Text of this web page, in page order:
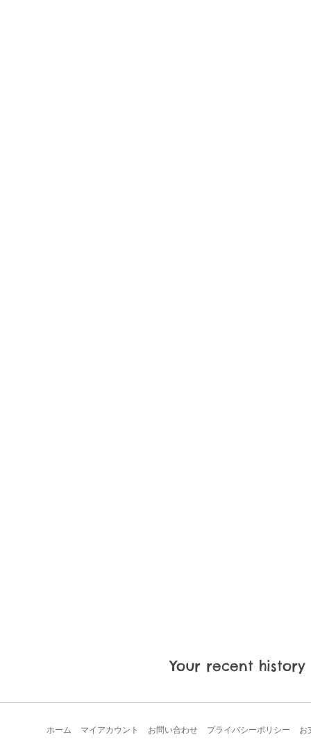
Your recent history
ホーム マイアカウント お問い合わせ プライバシーポリシー お